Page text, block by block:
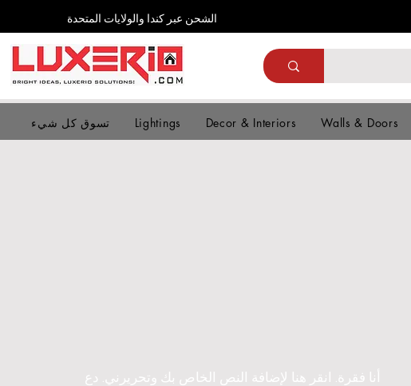
الشحن عبر كندا والولايات المتحدة
تسوق كل شيء Lightings Decor & Interiors Walls & Doors
أنا فقرة. انقر هنا لإضافة النص الخاص بك وتحريرني. دع